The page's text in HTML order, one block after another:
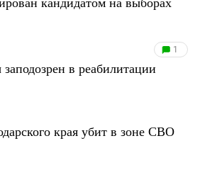
1
в реабилитации
края убит в зоне СВО